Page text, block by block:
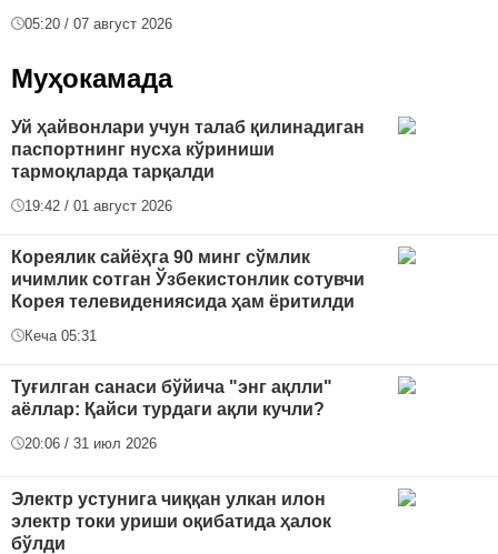
05:20 / 07 август 2026
Муҳокамада
Уй ҳайвонлари учун талаб қилинадиган
паспортнинг нусха кўриниши
тармоқларда тарқалди
19:42 / 01 август 2026
Кореялик сайёҳга 90 минг сўмлик
ичимлик сотган Ўзбекистонлик сотувчи
Корея телевидениясида ҳам ёритилди
Кеча 05:31
Туғилган санаси бўйича "энг ақлли"
аёллар: Қайси турдаги ақли кучли?
20:06 / 31 июл 2026
Электр устунига чиққан улкан илон
электр токи уриши оқибатида ҳалок
бўлди